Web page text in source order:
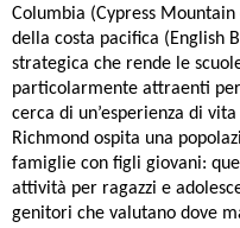
Columbia (Cypress
della costa pacifica (English
strategica che rende le
particolarmente attraenti
cerca di un’esperienza di
Richmond ospita una
famiglie con figli giovani:
attività per ragazzi e
genitori che valutano dove